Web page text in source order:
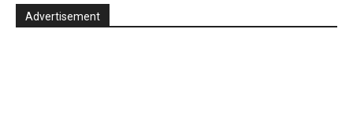
Advertisement